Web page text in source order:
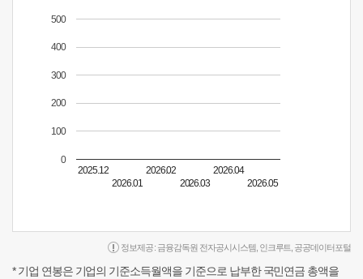
2025.12
2026.01
2026.02
2026.03
2026.04
2026.05
0
100
200
300
400
500
정보제공 : 금융감독원 전자공시시스템, 인크루트 공공데이터포털
* 기업 연봉은 기업의 기준소득월액을 기준으로 납부한 국민연금 총액을